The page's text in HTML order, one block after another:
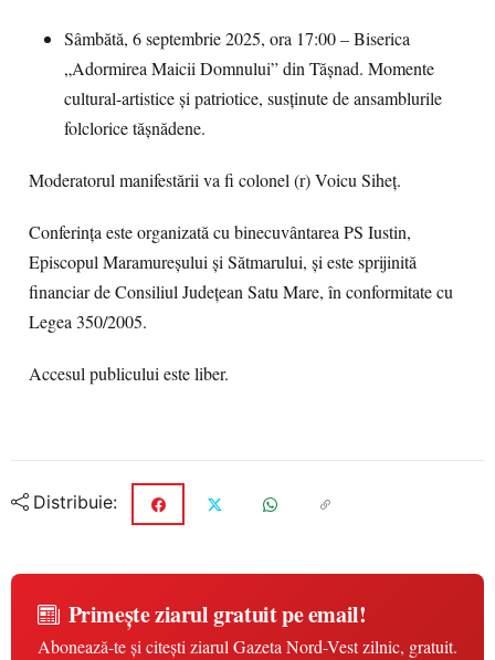
Sâmbătă, 6 septembrie 2025, ora 17:00 – Biserica
„Adormirea Maicii Domnului” din Tășnad. Momente
cultural-artistice și patriotice, susținute de ansamblurile
folclorice tășnădene.
Moderatorul manifestării va fi colonel (r) Voicu Siheț.
Conferința este organizată cu binecuvântarea PS Iustin,
Episcopul Maramureșului și Sătmarului, și este sprijinită
financiar de Consiliul Județean Satu Mare, în conformitate cu
Legea 350/2005.
Accesul publicului este liber.
Distribuie:
Primește ziarul gratuit pe email!
Abonează-te și citești ziarul Gazeta Nord-Vest zilnic, gratuit.